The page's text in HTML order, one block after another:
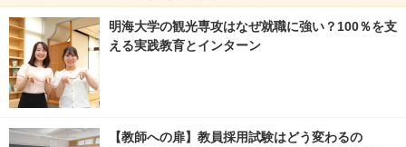
明海大学の観光専攻はなぜ就職に強い？100％を支
える実践教育とインターン
【教師への扉】教員採用試験はどう変わるの